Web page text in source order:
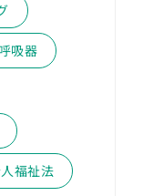
吸器
福祉法